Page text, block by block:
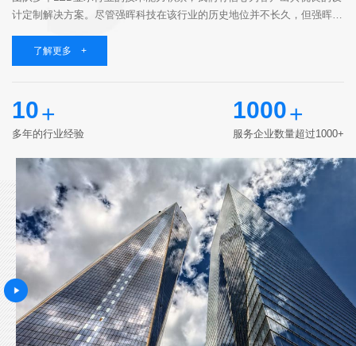
计定制解决方案。尽管强晖科技在该行业的历史地位并不长久，但强晖科
同的价值观和...
了解更多 +
10+
多年的行业经验
1000+
服务企业数量超过1000+